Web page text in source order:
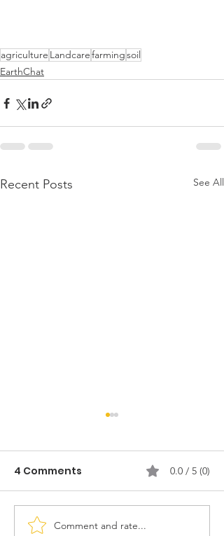
agriculture Landcarefarmingsoil
EarthChat
Recent Posts See All
EARTHCHAT:
4 Comments 0.0 / 5 (0)
Comment and rate...